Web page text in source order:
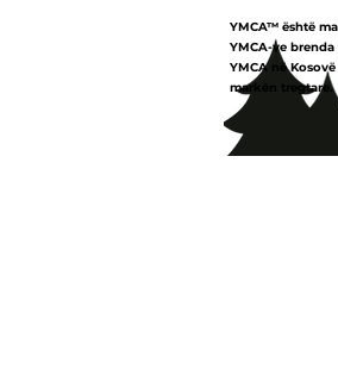
YMCA™ është
YMCA-ve
YMCA në
markën tregtare.